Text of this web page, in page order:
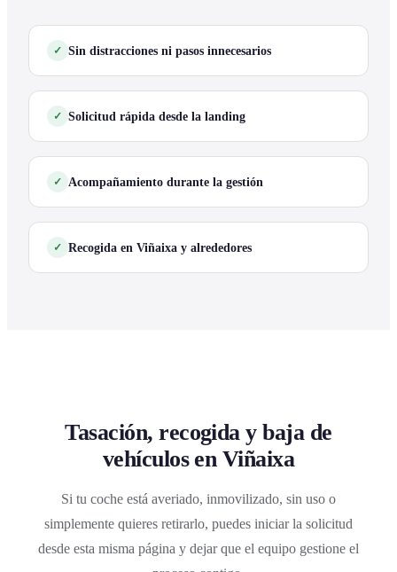
Sin distracciones ni pasos innecesarios
Solicitud rápida desde la landing
Acompañamiento durante la gestión
Recogida en Viñaixa y alrededores
Tasación, recogida y baja de
vehículos en Viñaixa
Si tu coche está averiado, inmovilizado, sin uso o
simplemente quieres retirarlo, puedes iniciar la solicitud
desde esta misma página y dejar que el equipo gestione el